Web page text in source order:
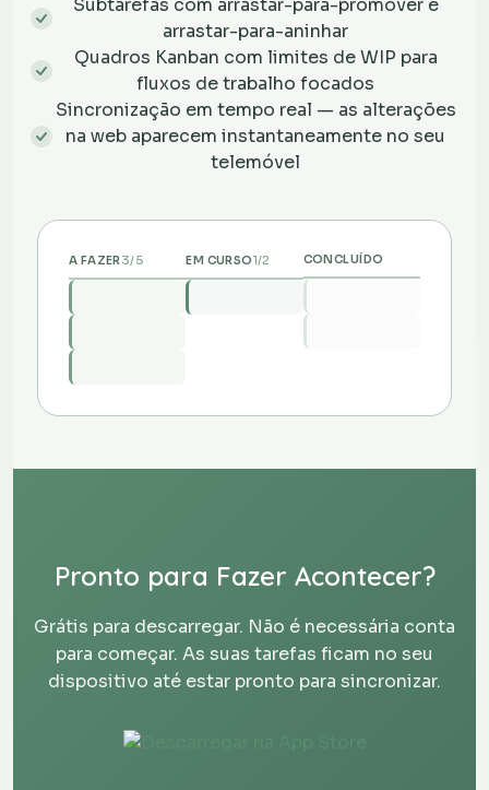
Subtarefas com arrastar-para-promover e
arrastar-para-aninhar
Quadros Kanban com limites de WIP para
fluxos de trabalho focados
Sincronização em tempo real — as alterações
na web aparecem instantaneamente no seu
telemóvel
A FAZER3/5 EM CURSO1/2 CONCLUÍDO
Pronto para Fazer Acontecer?
Grátis para descarregar. Não é necessária conta
para começar. As suas tarefas ficam no seu
dispositivo até estar pronto para sincronizar.